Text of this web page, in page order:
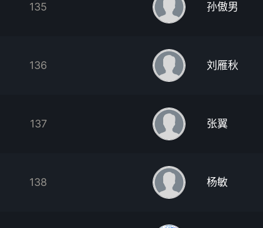
135 孙傲男
136 刘雁秋
137 张翼
138 杨敏